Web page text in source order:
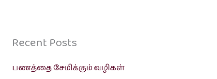
Recent Posts
பணத்தை சேமிக்கும் வழிகள்